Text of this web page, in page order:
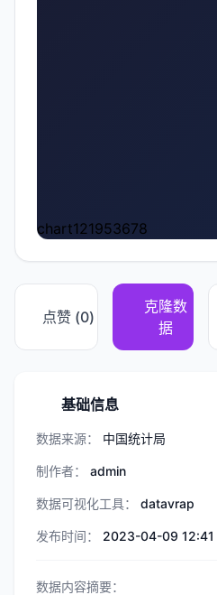
chart121953678
点赞 (0)
克隆数
据
基础信息
数据来源： 中国统计局
制作者： admin
数据可视化工具： datavrap
发布时间： 2023-04-09 12:41
数据内容摘要：